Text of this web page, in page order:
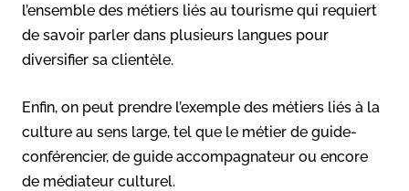
l’ensemble des métiers liés au tourisme qui requiert
de savoir parler dans plusieurs langues pour
diversifier sa clientèle.
Enfin, on peut prendre l’exemple des métiers liés à la
culture au sens large, tel que le métier de guide-
conférencier, de guide accompagnateur ou encore
de médiateur culturel.